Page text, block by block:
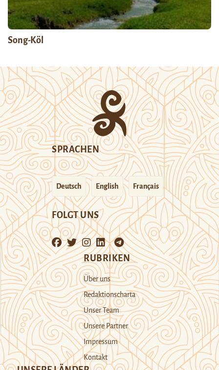
Song-Köl
SPRACHEN
Deutsch English Français
FOLGT UNS
RUBRIKEN
Über uns
Redaktionscharta
Unser Team
Unsere Partner
Impressum
Kontakt